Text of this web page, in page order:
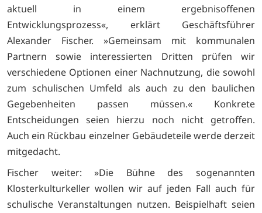
aktuell in einem ergebnisoffenen
Entwicklungsprozess«, erklärt Geschäftsführer
Alexander Fischer. »Gemeinsam mit kommunalen
Partnern sowie interessierten Dritten prüfen wir
verschiedene Optionen einer Nachnutzung, die sowohl
zum schulischen Umfeld als auch zu den baulichen
Gegebenheiten passen müssen.« Konkrete
Entscheidungen seien hierzu noch nicht getroffen.
Auch ein Rückbau einzelner Gebäudeteile werde derzeit
mitgedacht.
Fischer weiter: »Die Bühne des sogenannten
Klosterkulturkeller wollen wir auf jeden Fall auch für
schulische Veranstaltungen nutzen. Beispielhaft seien